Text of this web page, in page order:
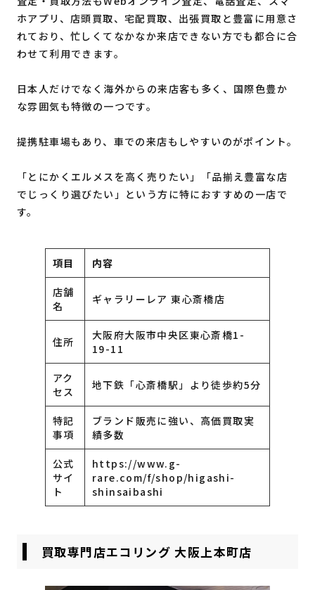
ホアプリ、店頭買取、宅配買取、出張買取と豊富に用意さ
れており、忙しくてなかなか来店できない方でも都合に合
わせて利用できます。
日本人だけでなく海外からの来店客も多く、国際色豊か
な雰囲気も特徴の一つです。
提携駐車場もあり、車での来店もしやすいのがポイント。
「とにかくエルメスを高く売りたい」「品揃え豊富な店
でじっくり選びたい」という方に特におすすめの一店で
す。
項目 内容
店舗
名
ギャラリーレア 東心斎橋店
住所
大阪府大阪市中央区東心斎橋1-
19-11
アク
セス
地下鉄「心斎橋駅」より徒歩約5分
特記
事項
ブランド販売に強い、高価買取実
績多数
公式
サイ
ト
https://www.g-
rare.com/f/shop/higashi-
shinsaibashi
買取専門店エコリング 大阪上本町店